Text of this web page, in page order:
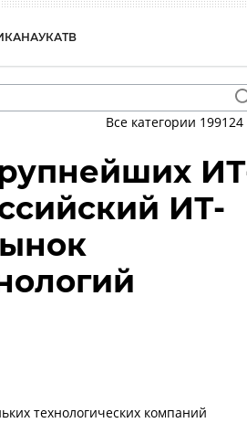
НАУКАТВ
Все категории 199124
ИТ-
технологических компаний